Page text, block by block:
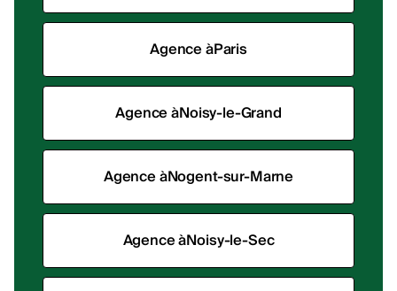
Agence àParis
Agence àNoisy-le-Grand
Agence àNogent-sur-Marne
Agence àNoisy-le-Sec